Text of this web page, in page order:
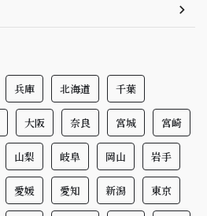
兵庫 北海道 千葉
大阪 奈良 宮城 宮崎
山梨 岐阜 岡山 岩手
愛媛 愛知 新潟 東京